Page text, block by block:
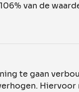
van de
te gaan
Hiervoor